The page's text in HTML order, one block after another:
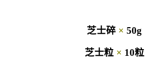
芝士碎 × 50g
芝士粒 × 10粒